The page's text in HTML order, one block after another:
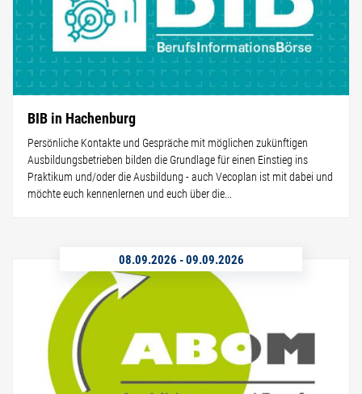
BIB in Hachenburg
Persönliche Kontakte und Gespräche mit möglichen zukünftigen
Ausbildungsbetrieben bilden die Grundlage für einen Einstieg ins
Praktikum und/oder die Ausbildung - auch Vecoplan ist mit dabei und
möchte euch kennenlernen und euch über die...
08.09.2026 -09.09.2026